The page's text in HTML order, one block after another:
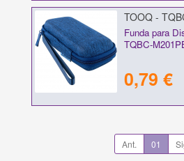
TOOQ -
Funda para
TQBC-
0,79 €
Ant. 01